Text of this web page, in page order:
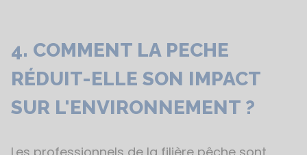
4. COMMENT LA PECHE
RÉDUIT-ELLE SON IMPACT
SUR L'ENVIRONNEMENT ?